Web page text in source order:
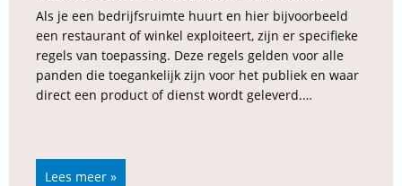
Als je een bedrijfsruimte huurt en hier bijvoorbeeld
een restaurant of winkel exploiteert, zijn er specifieke
regels van toepassing. Deze regels gelden voor alle
panden die toegankelijk zijn voor het publiek en waar
direct een product of dienst wordt geleverd.…
Lees meer »